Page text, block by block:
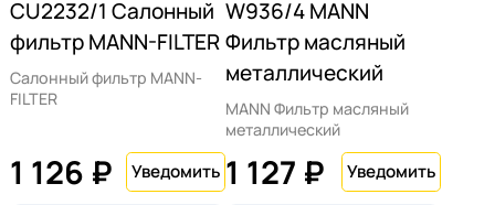
CU2232/1 Салонный
фильтр MANN-FILTER
Салонный фильтр MANN-
FILTER
1 126 ₽
W936/4 MANN
Фильтр масляный
металлический
MANN Фильтр масляный
металлический
1 127 ₽